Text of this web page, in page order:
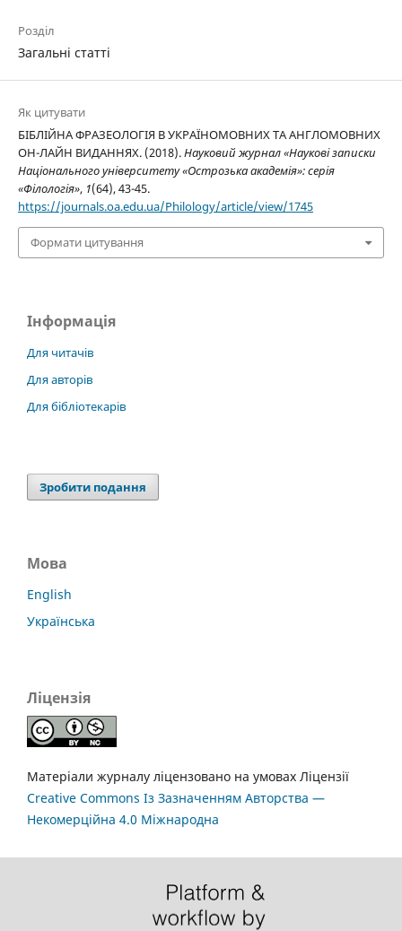
Розділ
Загальні статті
Як цитувати
БІБЛІЙНА ФРАЗЕОЛОГІЯ В УКРАЇНОМОВНИХ ТА АНГЛОМОВНИХ
ОН-ЛАЙН ВИДАННЯХ. (2018).Науковий журнал «Наукові записки
Національного університету «Острозька академія»: серія
«Філологія», 1(64), 43-45.
https://journals.oa.edu.ua/Philology/article/view/1745
Формати цитування
Інформація
Для читачів
Для авторів
Для бібліотекарів
Зробити подання
Мова
English
Українська
Ліцензія
Матеріали журналу ліцензовано на умовах Ліцензії
Creative Commons Із Зазначенням Авторства —
Некомерційна 4.0 Міжнародна